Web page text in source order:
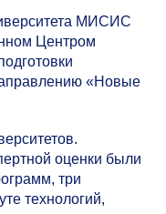
МИСИС
Центром
«Новые
оценки были
три
технологий,